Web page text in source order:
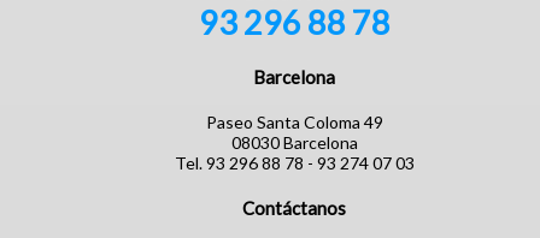
93 296 88 78
Barcelona
Paseo Santa Coloma 49
08030 Barcelona
Tel. 93 296 88 78 - 93 274 07 03
Contáctanos